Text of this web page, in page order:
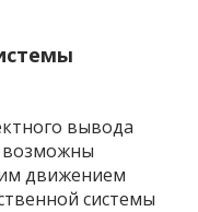
вывода
возможны
движением
системы